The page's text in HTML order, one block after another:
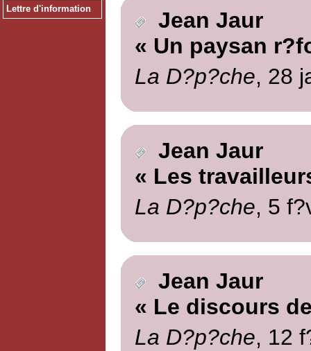
Lettre d'information
Jean Jaur
« Un paysan
La D?p?che, 28
Jean Jaur
« Les
La D?p?che, 5
Jean Jaur
« Le discours
La D?p?che, 12